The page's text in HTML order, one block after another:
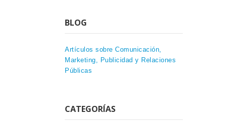
BLOG
Artículos sobre Comunicación,
Marketing, Publicidad y Relaciones
Públicas
CATEGORÍAS